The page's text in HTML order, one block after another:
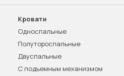
Кровати
Односпальные
Полутороспальные
Двуспальные
С подъемным механизмом